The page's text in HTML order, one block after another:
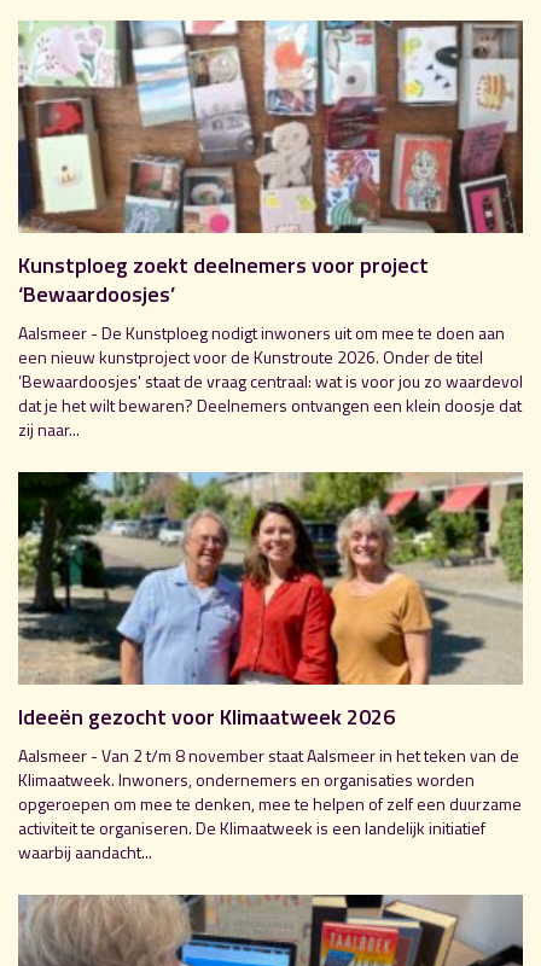
Kunstploeg zoekt deelnemers voor project
‘Bewaardoosjes’
Aalsmeer - De Kunstploeg nodigt inwoners uit om mee te doen aan
een nieuw kunstproject voor de Kunstroute 2026. Onder de titel
‘Bewaardoosjes' staat de vraag centraal: wat is voor jou zo waardevol
dat je het wilt bewaren? Deelnemers ontvangen een klein doosje dat
zij naar...
Ideeën gezocht voor Klimaatweek 2026
Aalsmeer - Van 2 t/m 8 november staat Aalsmeer in het teken van de
Klimaatweek. Inwoners, ondernemers en organisaties worden
opgeroepen om mee te denken, mee te helpen of zelf een duurzame
activiteit te organiseren. De Klimaatweek is een landelijk initiatief
waarbij aandacht...